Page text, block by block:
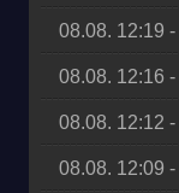
08.08. 12:19 -
08.08. 12:16 -
08.08. 12:12 -
08.08. 12:09 -